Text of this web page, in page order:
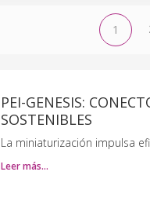
1
PEI-GENESIS:
SOSTENIBLES
La miniaturización impulsa
Leer más…